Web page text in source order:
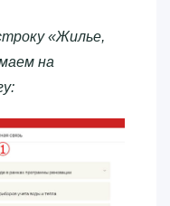
«Жилье,
на